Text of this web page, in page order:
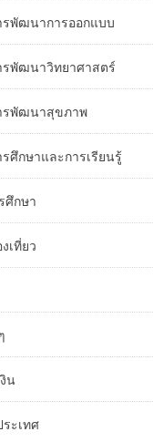
รพัฒนาการออกแบบ
รพัฒนาวิทยาศาสตร์
รพัฒนาสุขภาพ
ศึกษาและการเรียนรู้
ศึกษา
เที่ยว
น
ะเทศ